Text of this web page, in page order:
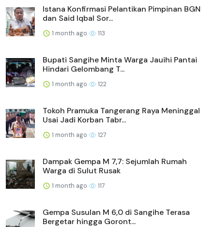
Istana Konfirmasi Pelantikan Pimpinan BGN
dan Said Iqbal Sor...
1 month ago 113
Bupati Sangihe Minta Warga Jauihi Pantai
Hindari Gelombang T...
1 month ago 122
Tokoh Pramuka Tangerang Raya Meninggal
Usai Jadi Korban Tabr...
1 month ago 127
Dampak Gempa M 7,7: Sejumlah Rumah
Warga di Sulut Rusak
1 month ago 117
Gempa Susulan M 6,0 di Sangihe Terasa
Bergetar hingga Goront...